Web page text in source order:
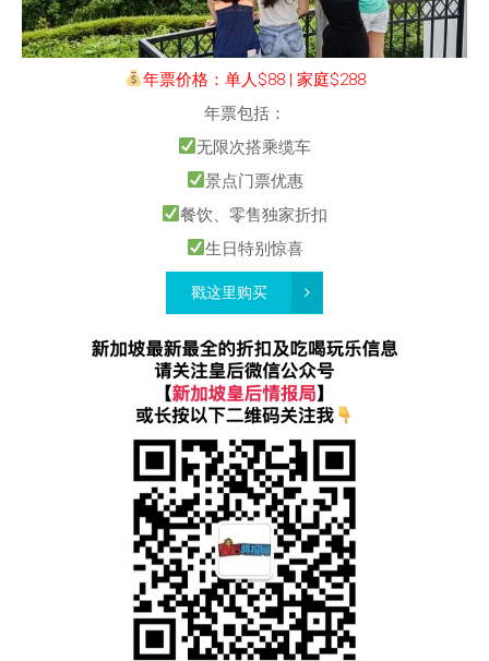
年票价格：单人$88 | 家庭$288
年票包括：
无限次搭乘缆车
景点门票优惠
餐饮、零售独家折扣
生日特别惊喜
戳这里购买